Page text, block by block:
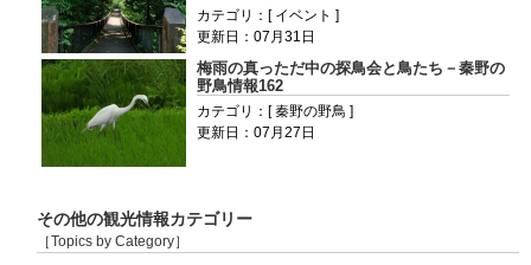
カテゴリ：[ イベント ]
更新日：07月31日
梅雨の真っただ中の探鳥会と鳥たち－秦野の
野鳥情報162
カテゴリ：[ 秦野の野鳥 ]
更新日：07月27日
その他の観光情報カテゴリー
［Topics by Category］